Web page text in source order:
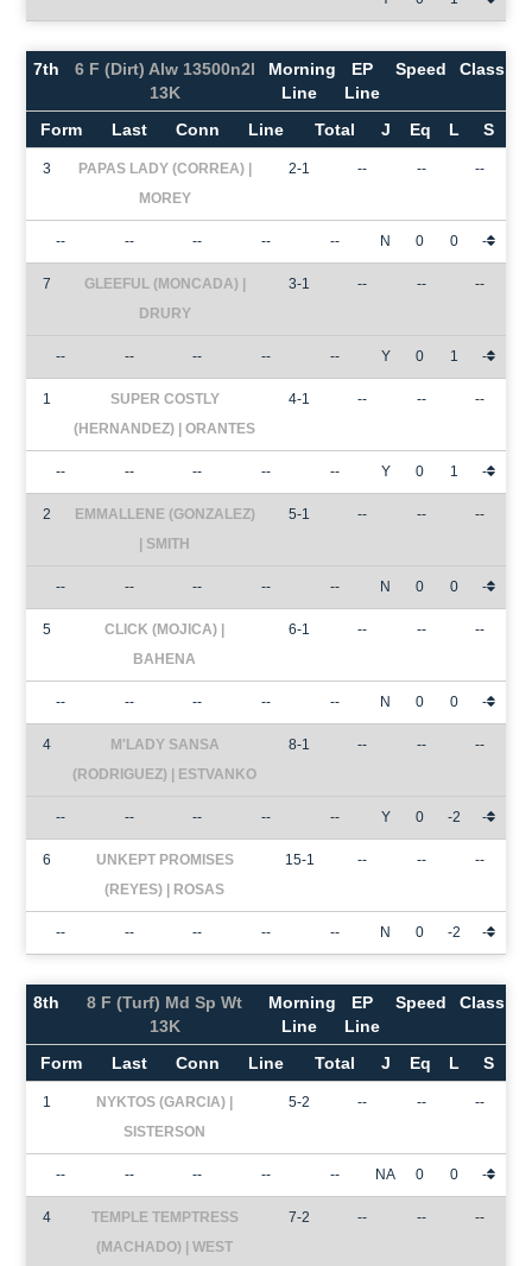
7th
6 F (Dirt) Alw 13500n2l
13K
Morning
Line
EP
Line
Speed Class
Form Last Conn Line Total J Eq L S
3
PAPAS LADY (CORREA) |
MOREY
2-1 -- -- --
-- -- -- -- -- N 0 0 -
7
GLEEFUL (MONCADA) |
DRURY
3-1 -- -- --
-- -- -- -- -- Y 0 1 -
1
SUPER COSTLY
(HERNANDEZ) | ORANTES
4-1 -- -- --
-- -- -- -- -- Y 0 1 -
2
EMMALLENE (GONZALEZ)
| SMITH
5-1 -- -- --
-- -- -- -- -- N 0 0 -
5
CLICK (MOJICA) |
BAHENA
6-1 -- -- --
-- -- -- -- -- N 0 0 -
4
M'LADY SANSA
(RODRIGUEZ) | ESTVANKO
8-1 -- -- --
-- -- -- -- -- Y 0 -2 -
6
UNKEPT PROMISES
(REYES) | ROSAS
15-1 -- -- --
-- -- -- -- -- N 0 -2 -
8th
8 F (Turf) Md Sp Wt
13K
Morning
Line
EP
Line
Speed Class
Form Last Conn Line Total J Eq L S
1
NYKTOS (GARCIA) |
SISTERSON
5-2 -- -- --
-- -- -- -- -- NA 0 0 -
4
TEMPLE TEMPTRESS
(MACHADO) | WEST
7-2 -- -- --